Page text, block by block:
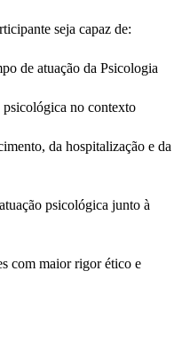
seja capaz de:
de atuação da Psicologia
psicológica no contexto
da hospitalização e da
psicológica junto à
com maior rigor ético e